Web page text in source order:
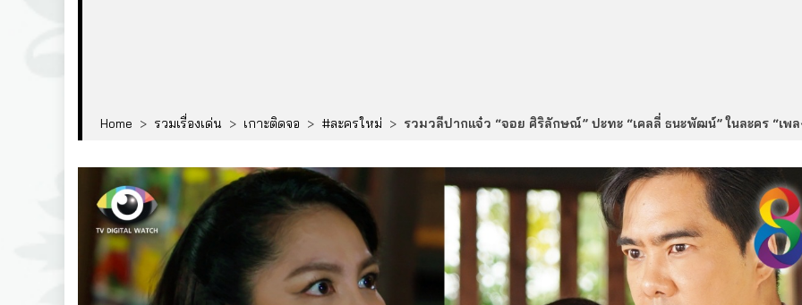
Home > รวมเรื่องเด่น > เกาะติดจอ > #ละครใหม่ > รวมวลีปากแจ๋ว “จอย ศิริลักษณ์” ปะทะ “เคลลี่ ธนะพัฒน์” ในละคร “เพ